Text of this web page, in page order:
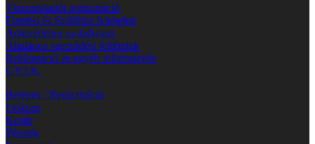
Viszonteladói regisztráció
Fizetési és Szállítási feltételek
Adatvédelmi nyilatkozat
Általános szerződési feltételek
Reklamáció és egyéb információk
GY.I.K.
Belépés / Regisztráció
Fiókom
Kosár
Pénztár